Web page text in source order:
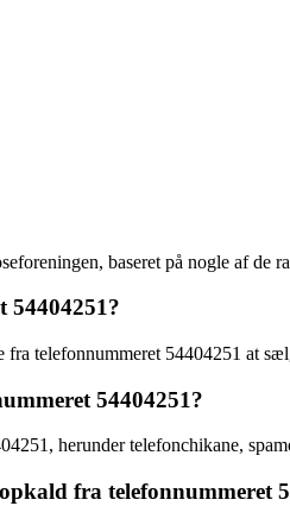
baseret på nogle af de
54404251?
telefonnummeret 54404251 at
54404251?
herunder telefonchikane,
fra telefonnummeret